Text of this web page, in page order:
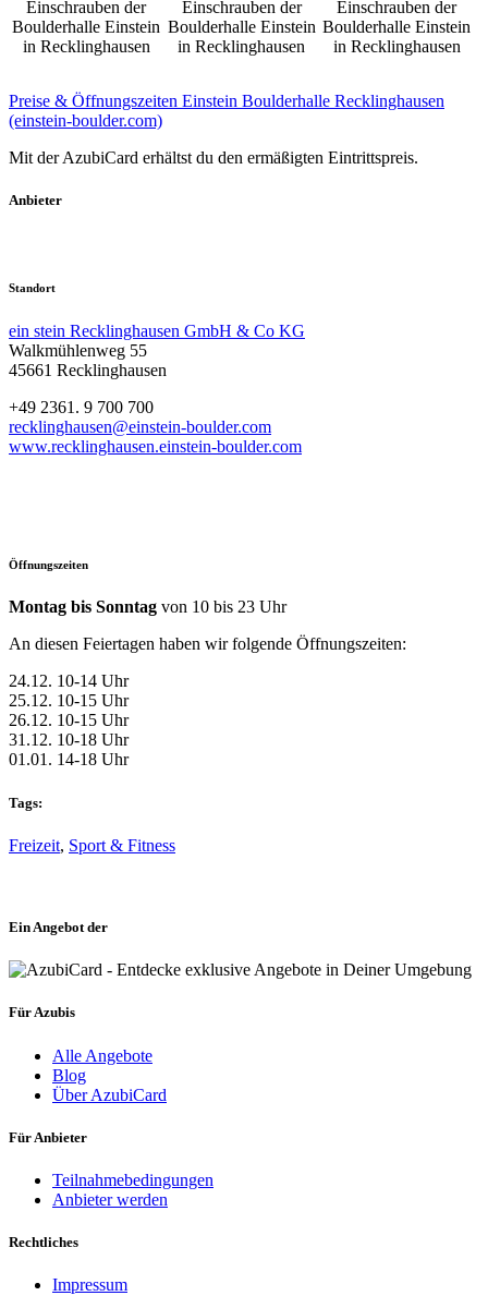
Einschrauben der
Boulderhalle Einstein
in Recklinghausen
Einschrauben der
Boulderhalle Einstein
in Recklinghausen
Einschrauben der
Boulderhalle Einstein
in Recklinghausen
Preise & Öffnungszeiten Einstein Boulderhalle Recklinghausen
(einstein-boulder.com)
Mit der AzubiCard erhältst du den ermäßigten Eintrittspreis.
Anbieter
Standort
ein stein Recklinghausen GmbH & Co KG
Walkmühlenweg 55
45661 Recklinghausen
+49 2361. 9 700 700
recklinghausen@einstein-boulder.com
www.recklinghausen.einstein-boulder.com
Öffnungszeiten
Montag bis Sonntag von 10 bis 23 Uhr
An diesen Feiertagen haben wir folgende Öffnungszeiten:
24.12. 10-14 Uhr
25.12. 10-15 Uhr
26.12. 10-15 Uhr
31.12. 10-18 Uhr
01.01. 14-18 Uhr
Tags:
Freizeit, Sport & Fitness
Ein Angebot der
Für Azubis
Alle Angebote
Blog
Über AzubiCard
Für Anbieter
Teilnahmebedingungen
Anbieter werden
Rechtliches
Impressum